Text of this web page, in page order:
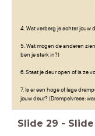
4. Wat verberg je achter jouw
5. Wat mogen de anderen
ben je sterk in?)
6. Staat je deur open of is ze
7. Is er een hoge of lage
jouw deur? (Drempelvrees:
Slide 29 - Slide